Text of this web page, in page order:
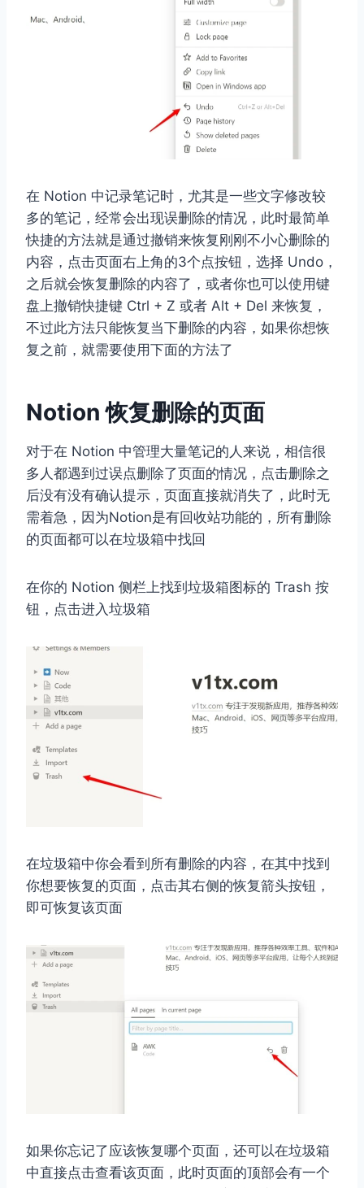
在 Notion 中记录笔记时，尤其是一些文字修改较
多的笔记，经常会出现误删除的情况，此时最简单
快捷的方法就是通过撤销来恢复刚刚不小心删除的
内容，点击页面右上角的3个点按钮，选择 Undo，
之后就会恢复删除的内容了，或者你也可以使用键
盘上撤销快捷键 Ctrl + Z 或者 Alt + Del 来恢复，
不过此方法只能恢复当下删除的内容，如果你想恢
复之前，就需要使用下面的方法了
Notion 恢复删除的页面
对于在 Notion 中管理大量笔记的人来说，相信很
多人都遇到过误点删除了页面的情况，点击删除之
后没有没有确认提示，页面直接就消失了，此时无
需着急，因为Notion是有回收站功能的，所有删除
的页面都可以在垃圾箱中找回
在你的 Notion 侧栏上找到垃圾箱图标的 Trash 按
钮，点击进入垃圾箱
在垃圾箱中你会看到所有删除的内容，在其中找到
你想要恢复的页面，点击其右侧的恢复箭头按钮，
即可恢复该页面
如果你忘记了应该恢复哪个页面，还可以在垃圾箱
中直接点击查看该页面，此时页面的顶部会有一个